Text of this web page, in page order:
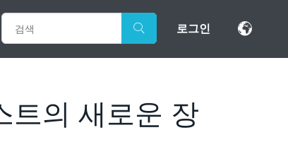
로그인
트의 새로운 장